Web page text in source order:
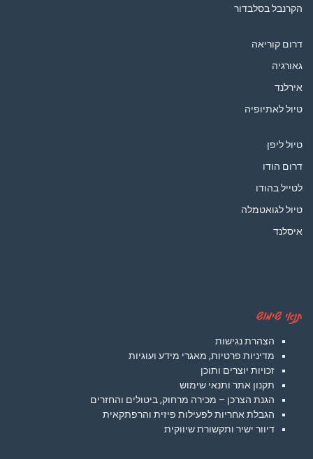
הקרנבל בסלבדור
דרום קוריאה
גאורגיה
אירלנד
טיול לאתיופיה
טיול ליפן
דרום הודו
לטייל בהודו
טיול לגואטמלה
איסלנד
תנאי שימוש
הצהרת נגישות
מדיניות פרטיות, מאגרי מידע ועוגיות
זכויות יוצרים ותוכן
תקנון אתר ותנאי שימוש
הגנת הצרכן – מכירה מרחוק, ביטולים והחזרים
הגבלת אחריות לפעילות פיזית והרפתקאית
דיוור ישיר ותקשורת שיווקית